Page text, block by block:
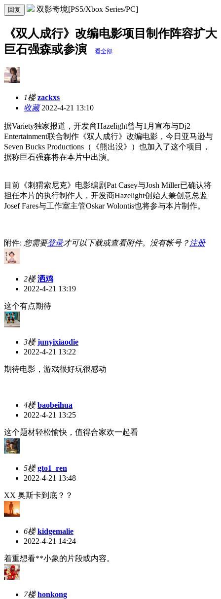
回复 双影奇境[PS5/Xbox Series/PC]
《双人成行》改编电影项目制作阵容扩大
巨石强森或参演
看全部
1楼 zackxs
收藏2022-4-21 13:10
据Variety独家报道，开发商Hazelight曾与1月宣布与Dj2
Entertainment联合制作《双人成行》改编电影，今日亚马逊与
Seven Bucks Productions（《熊出没》）也加入了这个项目，
据称巨石强森将在本片中出演。
目前《刺猬索尼克》电影编剧Pat Casey与Josh Miller已确认将
担任本片的执行制作人，开发商Hazelight创始人兼创意总监
Josef Fares与工作室主管Oskar Wolontis也将参与本片制作。
附件: 您需要登录才可以下载或查看附件。没有帐号？ 注册
2楼 洒鸡
2022-4-21 13:19
这个有点期待
3楼 junyixiaodie
2022-4-21 13:22
期待电影，游戏很好玩很感动
4楼 baobeihua
2022-4-21 13:25
这个题材轻松愉快，值得合家欢一起看
5楼 gto1_ren
2022-4-21 13:48
XX 奥斯卡到底？？
6楼 kidgemalie
2022-4-21 14:24
着重想看**小象的片段或内容。
7楼 honkong